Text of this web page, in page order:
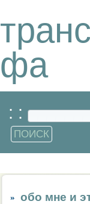
фа
: :
обо мне и